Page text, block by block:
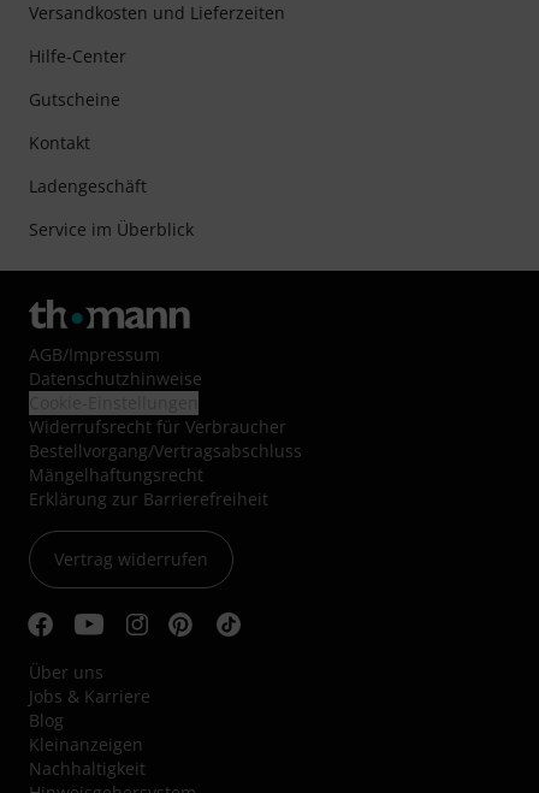
Versandkosten und Lieferzeiten
Hilfe-Center
Gutscheine
Kontakt
Ladengeschäft
Service im Überblick
AGB/Impressum
Datenschutzhinweise
Widerrufsrecht für Verbraucher
Bestellvorgang/Vertragsabschluss
Mängelhaftungsrecht
Erklärung zur Barrierefreiheit
Vertrag widerrufen
Über uns
Jobs & Karriere
Blog
Kleinanzeigen
Nachhaltigkeit